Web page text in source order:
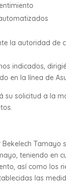
la autoridad de
indicados,
en la línea de
su solicitud a la
Tamayo
teniendo
así como
las